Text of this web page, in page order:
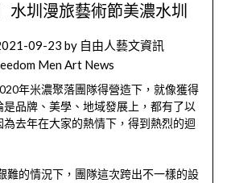
水圳漫旅藝術節美濃水圳
09-23 by 自由人藝文資訊
Men Art News
年米濃聚落團隊得營造下，就像獲得
品牌、美學、地域發展上，都有了以
去年在大家的熱情下，得到熱烈的迴
難的情況下，團隊這次跨出不一樣的設